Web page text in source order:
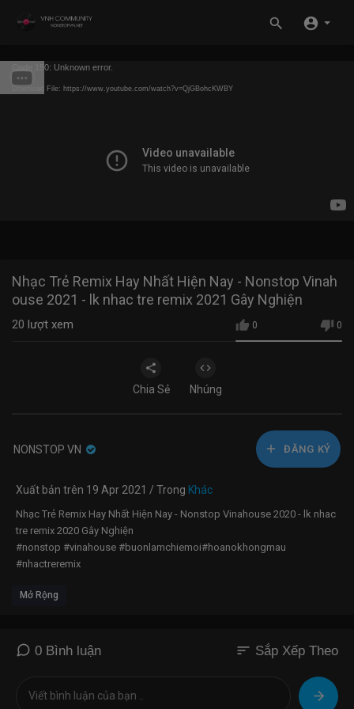
Code 150: Unknown error.
Download File: https://www.youtube.com/watch?v=QjGBohcKWBY
Nhạc Trẻ Remix Hay Nhất Hiện Nay - Nonstop Vinah
ouse 2021 - lk nhac tre remix 2021 Gây Nghiện
0 0
20 lượt xem
Chia Sẻ Nhúng
NONSTOP VN ĐĂNG KÝ
Xuất bản trên 19 Apr 2021 / Trong Khác
Nhạc Trẻ Remix Hay Nhất Hiện Nay - Nonstop Vinahouse 2020 - lk nhac
tre remix 2020 Gây Nghiện
#nonstop #vinahouse #buonlamchiemoi#hoanokhongmau
#nhactreremix
Nhạc gốc Tình Bạn Diệu Kì :
Nhạc Trẻ Remix 2020 Hay Nhất Hiện Nay, NONSTOP 2020 Bass Cực
Mở Rộng
0 Bình luận sort Sắp Xếp Theo